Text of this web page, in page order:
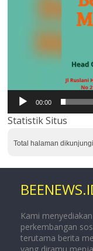
00:00
Statistik Situs
Total halaman
Kami
perkembangan
terutama berita
yang diramu